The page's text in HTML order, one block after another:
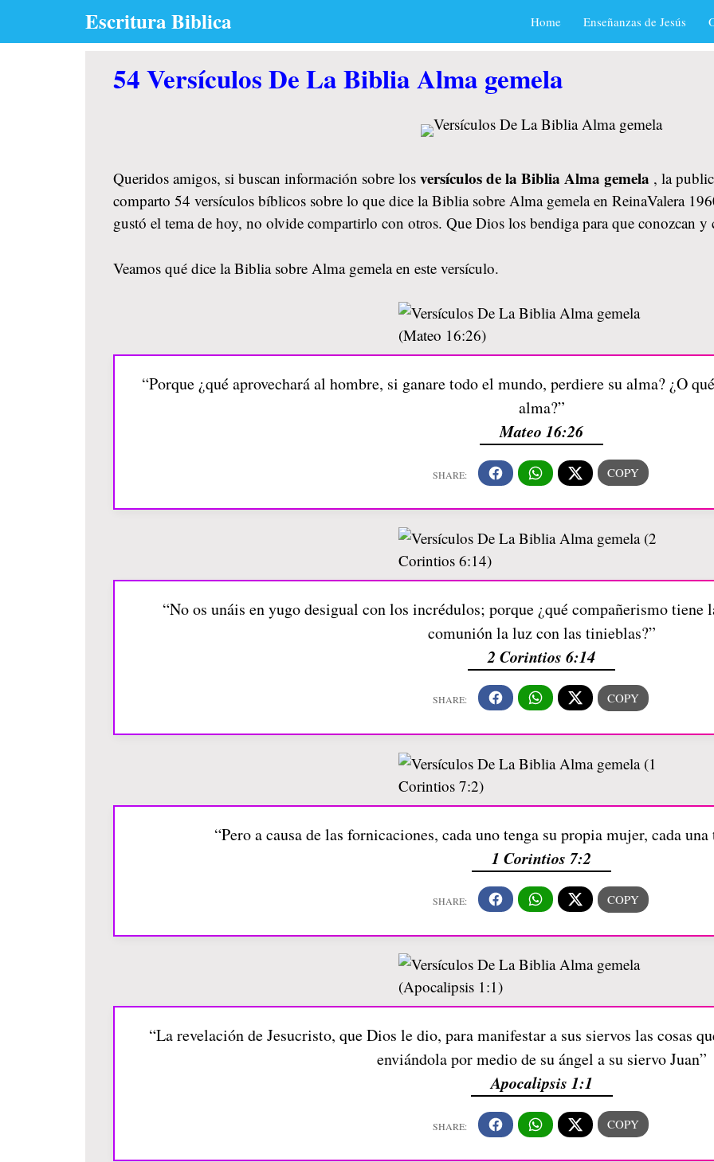
Escritura Biblica Home Enseñanzas de Jesús
54 Versículos De La Biblia Alma gemela
Queridos amigos, si buscan información sobre los versículos de la Biblia Alma gemela , la
comparto 54 versículos bíblicos sobre lo que dice la Biblia sobre Alma gemela en ReinaValera
gustó el tema de hoy, no olvide compartirlo con otros. Que Dios los bendiga para que conozcan
Veamos qué dice la Biblia sobre Alma gemela en este versículo.
“Porque ¿qué aprovechará al hombre, si ganare todo el mundo, perdiere su alma? ¿O
alma?”
Mateo 16:26
“No os unáis en yugo desigual con los incrédulos; porque ¿qué compañerismo
comunión la luz con las tinieblas?”
2 Corintios 6:14
“Pero a causa de las fornicaciones, cada uno tenga su propia mujer, cada
1 Corintios 7:2
“La revelación de Jesucristo, que Dios le dio, para manifestar a sus siervos las cosas
enviándola por medio de su ángel a su siervo Juan”
Apocalipsis 1:1